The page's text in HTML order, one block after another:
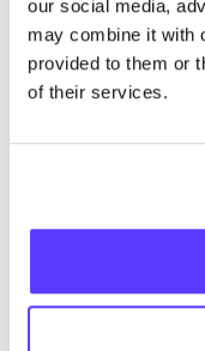
our social media,
may combine it with
provided to them or
of their services.